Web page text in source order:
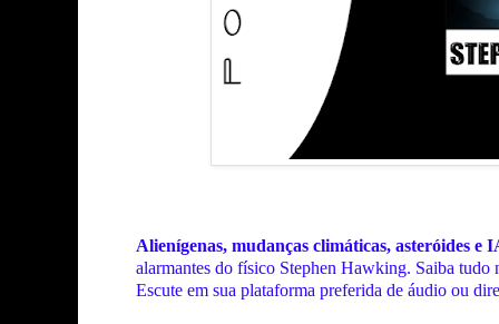
Alienígenas, mudanças climáticas, asteróides e
alarmantes do físico Stephen Hawking. Saiba tudo
Escute em sua plataforma preferida de áudio ou